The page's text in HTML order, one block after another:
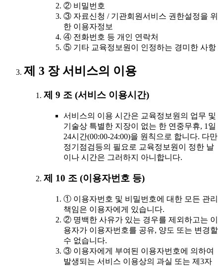
② 비밀번호
③ 자료신청 / 기관회원서비스 권한설정을 위
한 이용자정보
④ 전화번호 등 개인 연락처
⑤ 기타 교육정보원이 인정하는 경미한 사항
제 3 장 서비스의 이용
제 9 조 (서비스 이용시간)
서비스의 이용 시간은 교육정보원의 업무 및
기술상 특별한 지장이 없는 한 연중무휴, 1일
24시간(00:00-24:00)을 원칙으로 합니다. 다만
정기점검등의 필요로 교육정보원이 정한 날
이나 시간은 그러하지 아니합니다.
제 10 조 (이용자번호 등)
① 이용자번호 및 비밀번호에 대한 모든 관리
책임은 이용자에게 있습니다.
② 명백한 사유가 있는 경우를 제외하고는 이
용자가 이용자번호를 공유, 양도 또는 변경할
수 없습니다.
③ 이용자에게 부여된 이용자번호에 의하여
발생되는 서비스 이용상의 과실 또는 제3자